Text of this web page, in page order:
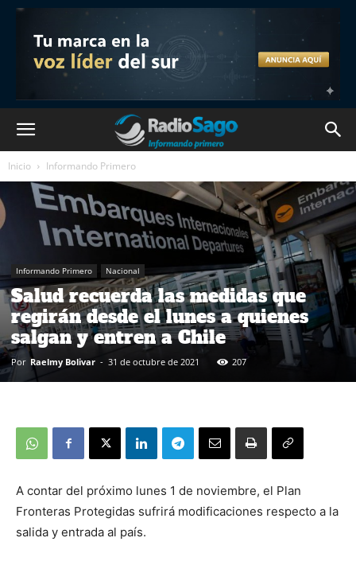
Inicio Informando Primero
Informando Primero Nacional
Salud recuerda las medidas que
regirán desde el lunes a quienes
salgan y entren a Chile
Por Raelmy Bolivar - 31 de octubre de 2021 207
A contar del próximo lunes 1 de noviembre, el Plan
Fronteras Protegidas sufrirá modificaciones respecto a la
salida y entrada al país.